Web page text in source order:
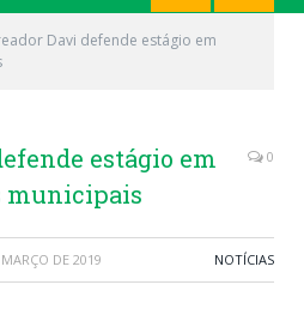
Davi defende estágio em
estágio em
municipais
0
DE 2019 NOTÍCIAS